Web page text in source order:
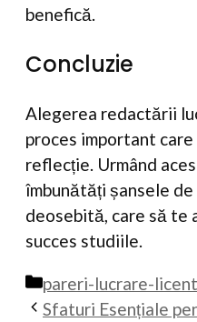
benefică.
Concluzie
Alegerea redactării
proces important
reflecție. Urmând
îmbunătăți șansele
deosebită, care să te
succes studiile.
Categorii
pareri-lucrare-
Sfaturi Esențiale